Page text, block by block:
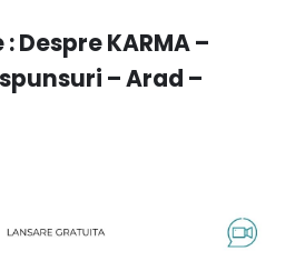
Despre KARMA –
– Arad –